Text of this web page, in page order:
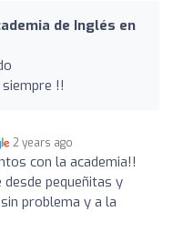
de Inglés en
!!
2 years ago
con la academia!!
pequeñitas y
problema y a la